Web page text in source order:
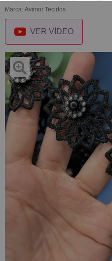
Marca: Avimor Tecidos
VER VÍDEO